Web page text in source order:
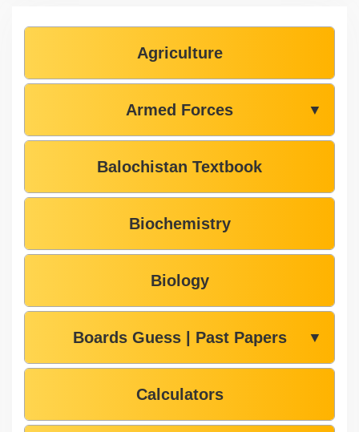
Agriculture
Armed Forces ▼
Balochistan Textbook
Biochemistry
Biology
Boards Guess | Past Papers ▼
Calculators